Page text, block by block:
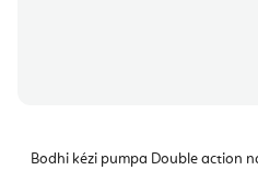
Bodhi kézi pumpa Double action